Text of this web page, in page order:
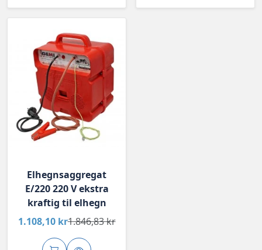
Elhegnsaggregat
E/220 220 V ekstra
kraftig til elhegn
1.108,10 kr1.846,83 kr